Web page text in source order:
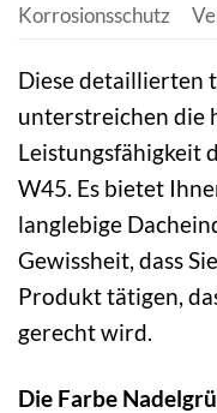
Korrosionsschutz
Diese detaillierten
unterstreichen die
Leistungsfähigkeit
W45. Es bietet
langlebige
Gewissheit, dass
Produkt tätigen,
gerecht wird.
Die Farbe